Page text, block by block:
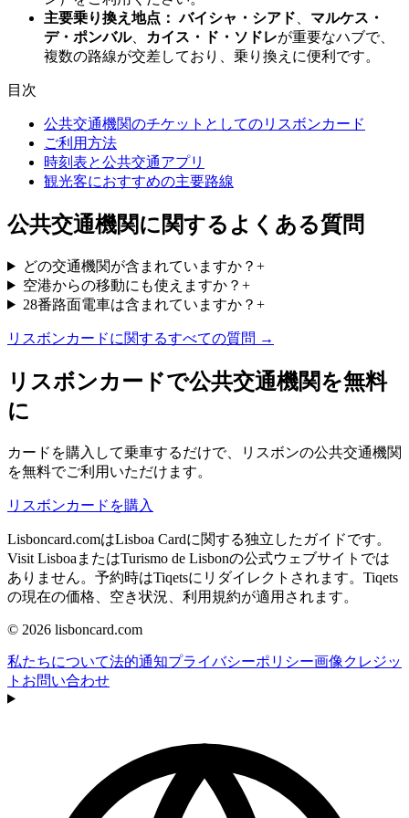
主要乗り換え地点： バイシャ・シアド
マルケス・
デ・ポンバル、 カイス・ド・ソドレが重要なハブで、
複数の路線が交差しており、乗り換えに便利です。
目次
公共交通機関のチケットとしてのリスボンカード
ご利用方法
時刻表と公共交通アプリ
観光客におすすめの主要路線
公共交通機関に関するよくある質問
どの交通機関が含まれていますか？ +
空港からの移動にも使えますか？ +
28番路面電車は含まれていますか？ +
リスボンカードに関するすべての質問 →
リスボンカードで公共交通機関を無料
に
カードを購入して乗車するだけで、リスボンの公共交通機関
を無料でご利用いただけます。
リスボンカードを購入
Lisboncard.comはLisboa Cardに関する独立したガイドです。
Visit LisboaまたはTurismo de Lisbonの公式ウェブサイトでは
ありません。予約時はTiqetsにリダイレクトされます。Tiqets
の現在の価格、空き状況、利用規約が適用されます。
© 2026 lisboncard.com
私たちについて法的通知プライバシーポリシー画像クレジッ
ト お問い合わせ